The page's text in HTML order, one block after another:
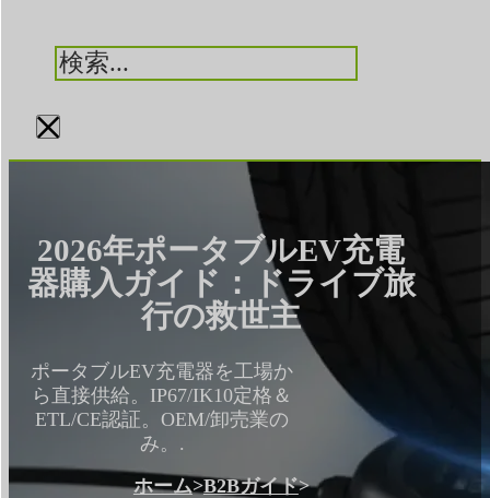
検
索
×
2026年ポータブルEV充電
器購入ガイド：ドライブ旅
行の救世主
ポータブルEV充電器を工場か
ら直接供給。IP67/IK10定格＆
ETL/CE認証。OEM/卸売業の
み。.
ホーム>B2Bガイド>